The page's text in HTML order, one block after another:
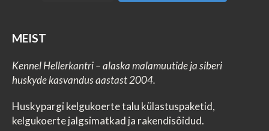
MEIST
Kennel Hellerkantri – alaska malamuutide ja siberi
huskyde kasvandus aastast 2004.
Huskypargi kelgukoerte talu külastuspaketid,
kelgukoerte jalgsimatkad ja rakendisõidud.